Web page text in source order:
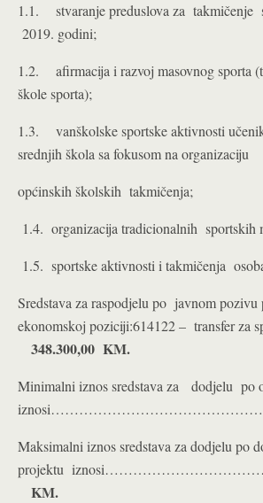
1.1. stvaranje preduslova za takmičenje
2019. godini;
1.2. afirmacija i razvoj masovnog sporta
škole sporta);
1.3. vanškolske sportske aktivnosti
srednjih škola sa fokusom na organizaciju
općinskih školskih takmičenja;
1.4. organizacija tradicionalnih sportskih
1.5. sportske aktivnosti i takmičenja
Sredstava za raspodjelu po javnom pozivu
ekonomskoj poziciji:614122 – transfer za
348.300,00 KM.
Minimalni iznos sredstava za dodjelu po
Maksimalni iznos sredstava za dodjelu po
projektu
KM.